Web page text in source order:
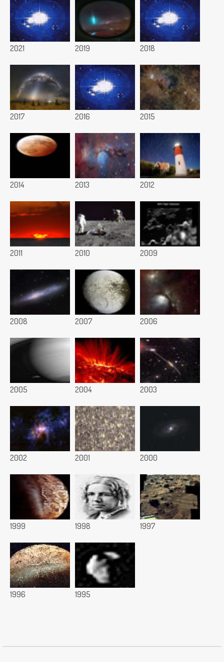
2021 2019 2018
2017 2016 2015
2014 2013 2012
2011 2010 2009
2008 2007 2006
2005 2004 2003
2002 2001 2000
1999 1998 1997
1996 1995